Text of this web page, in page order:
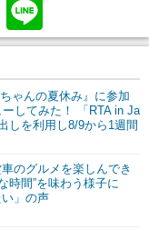
ゃんの夏休み』に参加
してみた！ 「RTA in Ja
しを利用し8/9から1週間
のグルメを楽しんでき
時間”を味わう様子に
い」の声